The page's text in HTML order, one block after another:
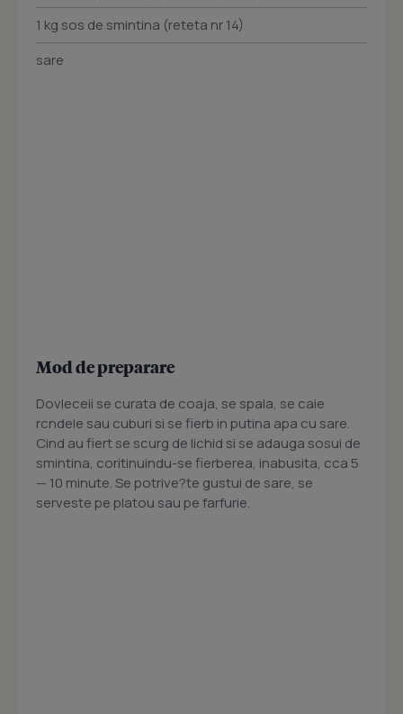
1 kg sos de smintina (reteta nr 14)
sare
Mod de preparare
Dovleceii se curata de coaja, se spala, se caie
rcndele sau cuburi si se fierb in putina apa cu sare.
Cind au fiert se scurg de lichid si se adauga sosui de
smintina, coritinuindu-se fierberea, inabusita, cca 5
— 10 minute. Se potrive?te gustui de sare, se
serveste pe platou sau pe farfurie.